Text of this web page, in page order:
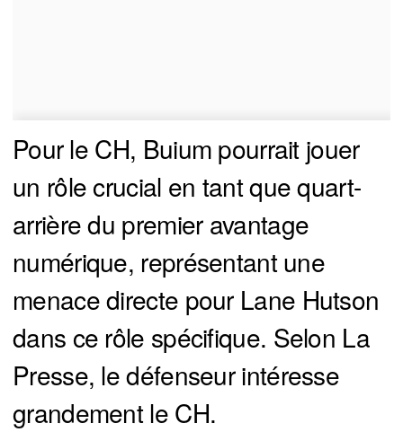
Pour le CH, Buium pourrait jouer
un rôle crucial en tant que quart-
arrière du premier avantage
numérique, représentant une
menace directe pour Lane Hutson
dans ce rôle spécifique. Selon La
Presse, le défenseur intéresse
grandement le CH.